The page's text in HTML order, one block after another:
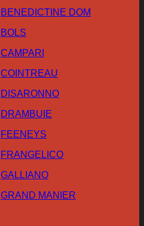
BENEDICTINE DOM
BOLS
CAMPARI
COINTREAU
DISARONNO
DRAMBUIE
FEENEYS
FRANGELICO
GALLIANO
GRAND MANIER